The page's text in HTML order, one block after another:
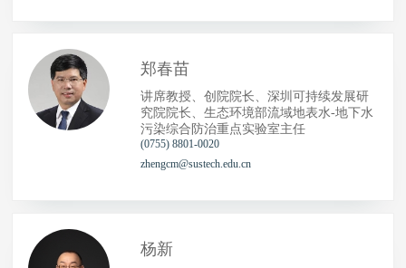
郑春苗
讲席教授、创院院长、深圳可持续发展研
究院院长、生态环境部流域地表水-地下水
污染综合防治重点实验室主任
(0755) 8801-0020
zhengcm@sustech.edu.cn
杨新